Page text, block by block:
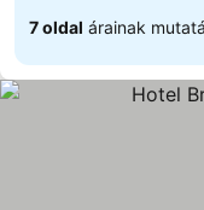
7 oldal árainak